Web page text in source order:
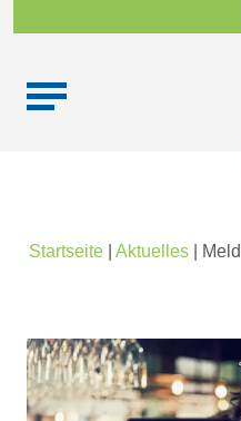
Startseite Aktuelles